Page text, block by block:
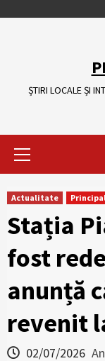
ȘTIRI LOCALE ȘI
Actualitate
Stația
fost
anunță
revenit
02/07/2026